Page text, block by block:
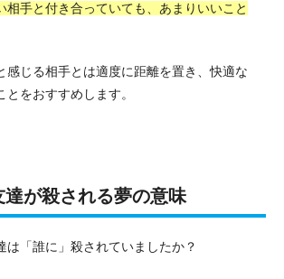
相手と付き合っていても、あまりいいこと
感じる相手とは適度に距離を置き、快適な
とをおすすめします。
達が殺される夢の意味
は「誰に」殺されていましたか？